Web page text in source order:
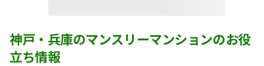
神戸・兵庫のマンスリーマンションのお役
立ち情報